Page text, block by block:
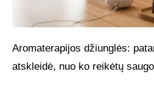
Aromaterapijos džiunglės:
atskleidė, nuo ko reikėtų